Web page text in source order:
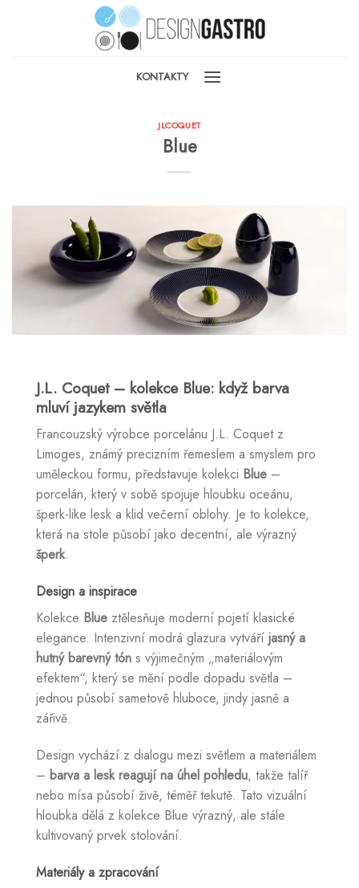
KONTAKTY
JLCOQUET
Blue
J.L. Coquet – kolekce Blue: když barva
mluví jazykem světla
Francouzský výrobce porcelánu J.L. Coquet z
Limoges, známý precizním řemeslem a smyslem pro
uměleckou formu, představuje kolekci Blue –
porcelán, který v sobě spojuje hloubku oceánu,
šperk-like lesk a klid večerní oblohy. Je to kolekce,
která na stole působí jako decentní, ale výrazný
šperk.
Design a inspirace
Kolekce Blue ztělesňuje moderní pojetí klasické
elegance. Intenzivní modrá glazura vytváří jasný a
hutný barevný tón s výjimečným „materiálovým
efektem“, který se mění podle dopadu světla –
jednou působí sametově hluboce, jindy jasně a
zářivě.
Design vychází z dialogu mezi světlem a materiálem
– barva a lesk reagují na úhel pohledu, takže talíř
nebo mísa působí živě, téměř tekutě. Tato vizuální
hloubka dělá z kolekce Blue výrazný, ale stále
kultivovaný prvek stolování.
Materiály a zpracování